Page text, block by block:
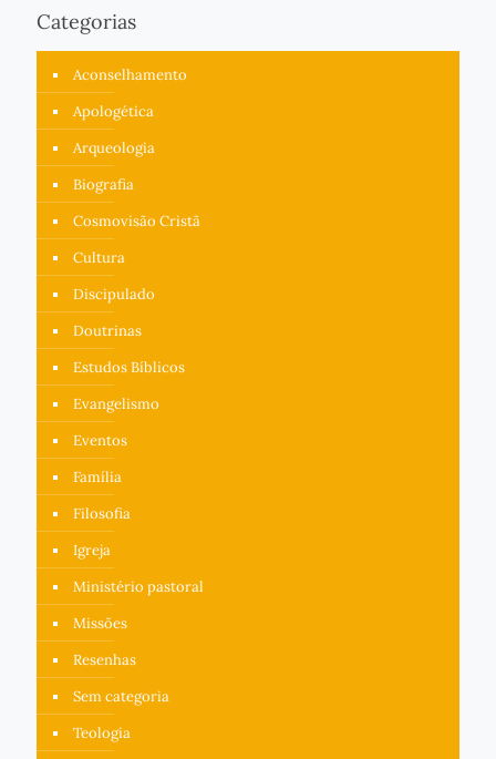
Categorias
Aconselhamento
Apologética
Arqueologia
Biografia
Cosmovisão Cristã
Cultura
Discipulado
Doutrinas
Estudos Bíblicos
Evangelismo
Eventos
Família
Filosofia
Igreja
Ministério pastoral
Missões
Resenhas
Sem categoria
Teologia